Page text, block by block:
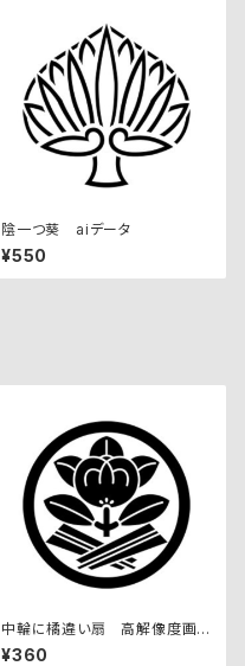
陰一つ葵 aiデータ
¥550
中輪に橘違い扇 高解像度画
像セット
¥360